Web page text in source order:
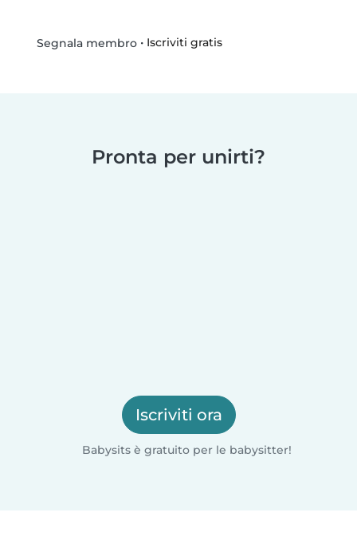
Segnala membro• Iscriviti gratis
Pronta per unirti?
Iscriviti ora
Babysits è gratuito per le babysitter!